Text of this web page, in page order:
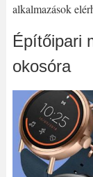
alkalmazások
Építőipari
okosóra